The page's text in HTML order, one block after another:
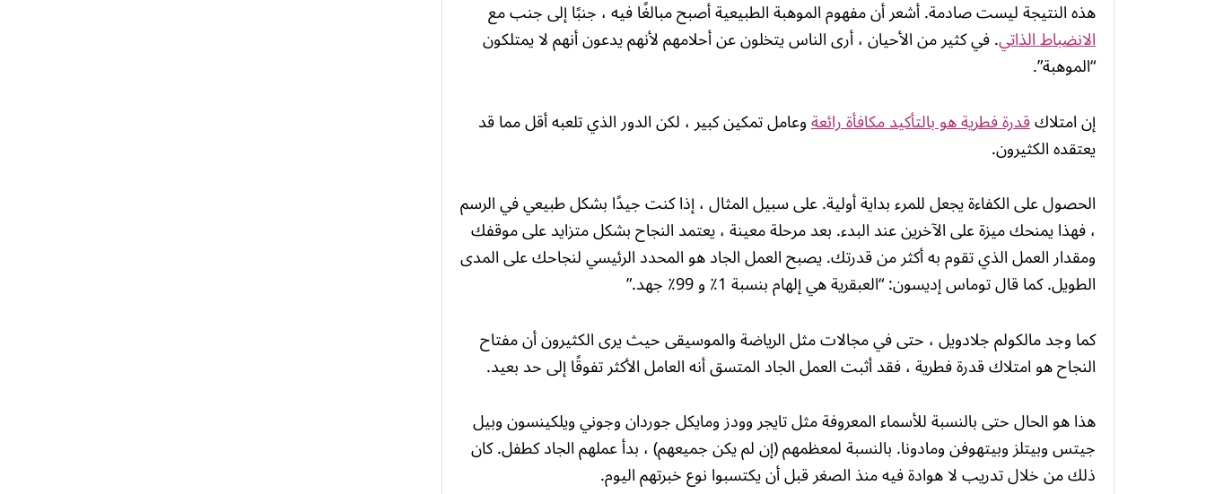
هذه النتيجة ليست صادمة. أشعر أن مفهوم الموهبة الطبيعية أصبح مبالغًا فيه ، جنبًا إلى جنب مع
الانضباط الذاتي. في كثير من الأحيان ، أرى الناس يتخلون عن أحلامهم لأنهم يدعون أنهم لا يمتلكون
“الموهبة”.
إن امتلاكقدرة فطرية هو بالتأكيد مكافأة رائعةوعامل تمكين كبير ، لكن الدور الذي تلعبه أقل مما قد
يعتقده الكثيرون.
الحصول على الكفاءة يجعل للمرء بداية أولية. على سبيل المثال ، إذا كنت جيدًا بشكل طبيعي في الرسم
، فهذا يمنحك ميزة على الآخرين عند البدء. بعد مرحلة معينة ، يعتمد النجاح بشكل متزايد على موقفك
ومقدار العمل الذي تقوم به أكثر من قدرتك. يصبح العمل الجاد هو المحدد الرئيسي لنجاحك على المدى
الطويل. كما قال توماس إديسون: “العبقرية هي إلهام بنسبة 1٪ و 99٪ جهد.”
كما وجد مالكولم جلادويل ، حتى في مجالات مثل الرياضة والموسيقى حيث يرى الكثيرون أن مفتاح
النجاح هو امتلاك قدرة فطرية ، فقد أثبت العمل الجاد المتسق أنه العامل الأكثر تفوقًا إلى حد بعيد.
هذا هو الحال حتى بالنسبة للأسماء المعروفة مثل تايجر وودز ومايكل جوردان وجوني ويلكينسون وبيل
جيتس وبيتلز وبيتهوفن ومادونا. بالنسبة لمعظمهم (إن لم يكن جميعهم) ، بدأ عملهم الجاد كطفل. كان
ذلك من خلال تدريب لا هوادة فيه منذ الصغر قبل أن يكتسبوا نوع خبرتهم اليوم.